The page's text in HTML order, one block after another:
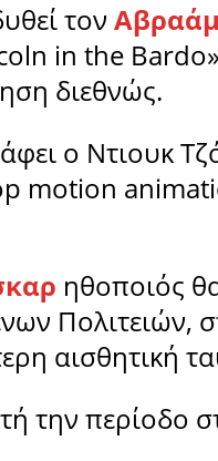
τον
in the
διεθνώς.
ο Ντιουκ
motion
ηθοποιός
Πολιτειών,
αισθητική
την